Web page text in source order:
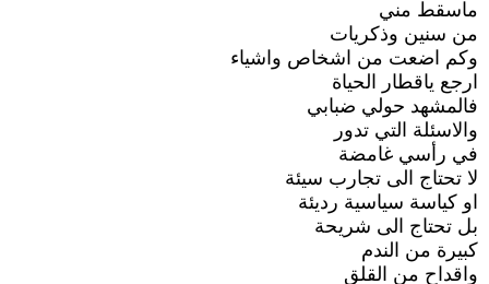
ماسقط مني
من سنين وذكريات
وكم اضعت من اشخاص واشياء
ارجع ياقطار الحياة
فالمشهد حولي ضبابي
والاسئلة التي تدور
في رأسي غامضة
لا تحتاج الى تجارب سيئة
او كياسة سياسية رديئة
بل تحتاج الى شريحة
كبيرة من الندم
واقداح من القلق